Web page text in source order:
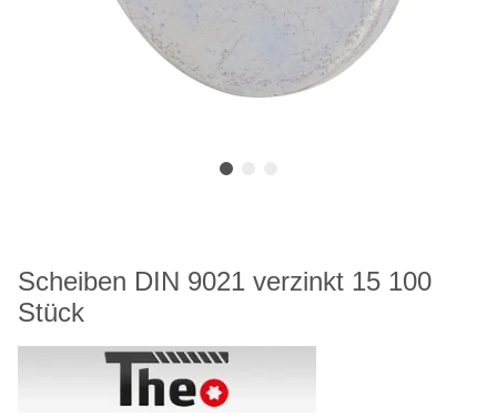
Scheiben DIN 9021 verzinkt 15 100
Stück